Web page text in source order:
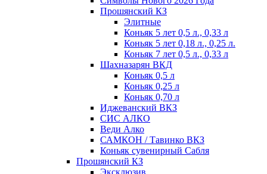
Прошянский КЗ
Элитные
Коньяк 5 лет 0,5 л., 0,33 л
Коньяк 5 лет 0,18 л., 0,25 л.
Коньяк 7 лет 0,5 л., 0,33 л
Шахназарян ВКД
Коньяк 0,5 л
Коньяк 0,25 л
Коньяк 0,70 л
Иджеванский ВКЗ
СИС АЛКО
Веди Алко
САМКОН / Тавинко ВКЗ
Коньяк сувенирный Сабля
Прошянский КЗ
Эксклюзив